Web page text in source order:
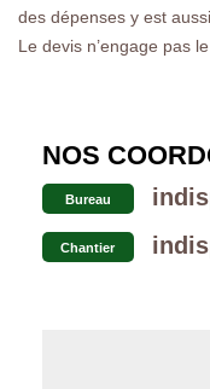
des dépenses y est
Le devis n’engage pas
NOS
Bureau
Chantier